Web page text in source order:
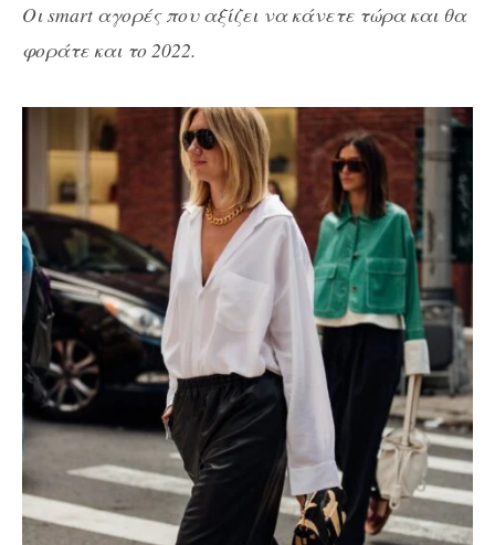
Οι smart αγορές που αξίζει να κάνετε τώρα και θα
φοράτε και το 2022.